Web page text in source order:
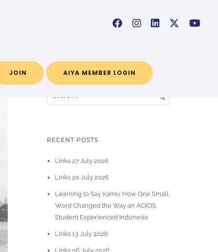
JOIN AIYA MEMBER LOGIN
Home / Blog Archives
RECENT POSTS
Links 27 July 2026
Links 20 July 2026
Learning to Say Kamu: How One Small
Word Changed the Way an ACICIS
Student Experienced Indonesia
Links 13 July 2026
Links 06 July 2026